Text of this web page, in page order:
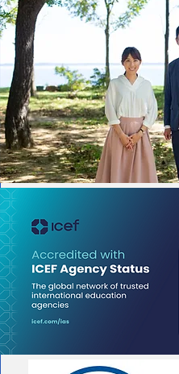
オンラインクラス①(SUNY
Empire)